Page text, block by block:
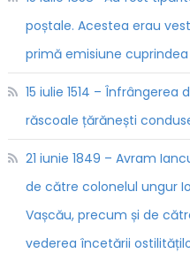
poștale. Acestea erau
primă emisiune
15 iulie 1514 –
răscoale țărănești
21 iunie 1849 – Avram
de către colonelul ungur
Vașcău, precum și de
vederea încetării